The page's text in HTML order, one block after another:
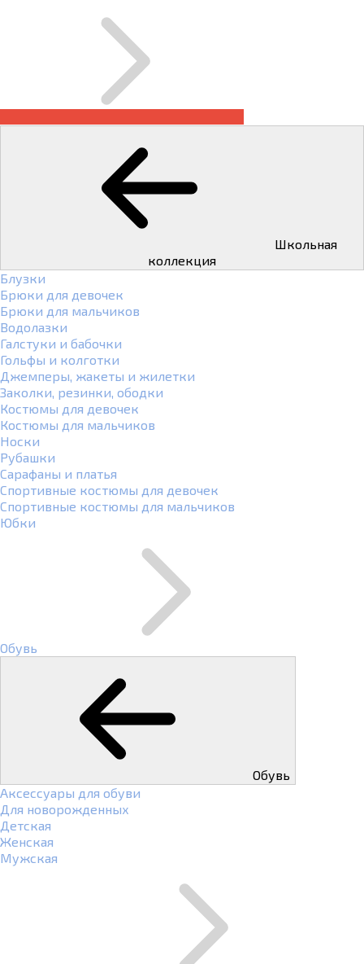
коллекция
Блузки
Брюки для девочек
Брюки для мальчиков
Водолазки
Галстуки и бабочки
Гольфы и колготки
Джемперы, жакеты и жилетки
Заколки, резинки, ободки
Костюмы для девочек
Костюмы для мальчиков
Носки
Рубашки
Сарафаны и платья
Спортивные костюмы для девочек
Спортивные костюмы для мальчиков
Юбки
Обувь
Обувь
Аксессуары для обуви
Для новорожденных
Детская
Женская
Мужская